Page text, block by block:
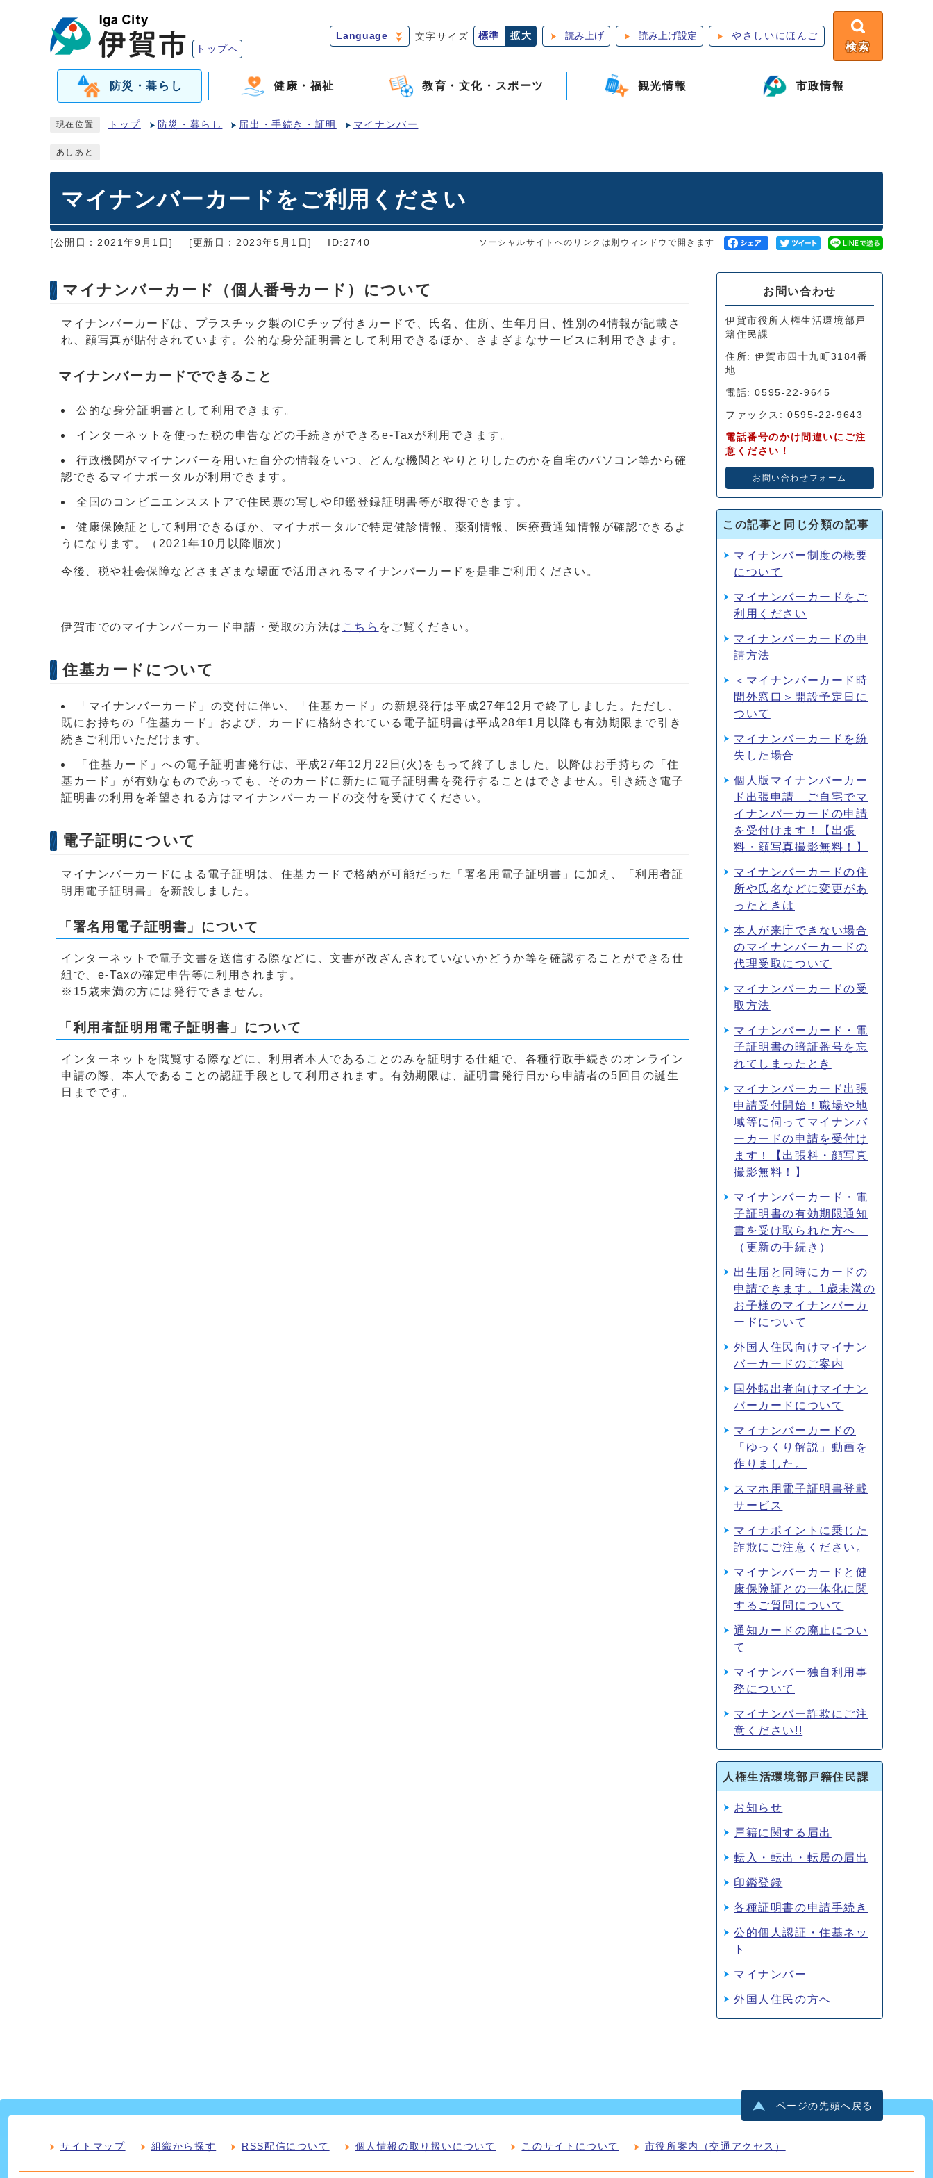
トップへ
Language 文字サイズ 標準 拡大 読み上げ 読み上げ設定 やさしいにほんご
検索
防災・暮らし 健康・福祉 教育・文化・スポーツ 観光情報 市政情報
現在位置 トップ 防災・暮らし 届出・手続き・証明 マイナンバー
あしあと
マイナンバーカードをご利用ください
[公開日：2021年9月1日] [更新日：2023年5月1日] ID:2740 ソーシャルサイトへのリンクは別ウィンドウで開きます
マイナンバーカード（個人番号カード）について
マイナンバーカードは、プラスチック製のICチップ付きカードで、氏名、住所、生年月日、性別の4情報が記載さ
れ、顔写真が貼付されています。公的な身分証明書として利用できるほか、さまざまなサービスに利用できます。
マイナンバーカードでできること
公的な身分証明書として利用できます。
インターネットを使った税の申告などの手続きができるe-Taxが利用できます。
行政機関がマイナンバーを用いた自分の情報をいつ、どんな機関とやりとりしたのかを自宅のパソコン等から確
認できるマイナポータルが利用できます。
全国のコンビニエンスストアで住民票の写しや印鑑登録証明書等が取得できます。
健康保険証として利用できるほか、マイナポータルで特定健診情報、薬剤情報、医療費通知情報が確認できるよ
うになります。（2021年10月以降順次）
今後、税や社会保障などさまざまな場面で活用されるマイナンバーカードを是非ご利用ください。
伊賀市でのマイナンバーカード申請・受取の方法は こちら をご覧ください。
住基カードについて
「マイナンバーカード」の交付に伴い、「住基カード」の新規発行は平成27年12月で終了しました。ただし、
既にお持ちの「住基カード」および、カードに格納されている電子証明書は平成28年1月以降も有効期限まで引き
続きご利用いただけます。
「住基カード」への電子証明書発行は、平成27年12月22日(火)をもって終了しました。以降はお手持ちの「住
基カード」が有効なものであっても、そのカードに新たに電子証明書を発行することはできません。引き続き電子
証明書の利用を希望される方はマイナンバーカードの交付を受けてください。
電子証明について
マイナンバーカードによる電子証明は、住基カードで格納が可能だった「署名用電子証明書」に加え、「利用者証
明用電子証明書」を新設しました。
「署名用電子証明書」について
インターネットで電子文書を送信する際などに、文書が改ざんされていないかどうか等を確認することができる仕
組で、e‐Taxの確定申告等に利用されます。
※15歳未満の方には発行できません。
「利用者証明用電子証明書」について
インターネットを閲覧する際などに、利用者本人であることのみを証明する仕組で、各種行政手続きのオンライン
申請の際、本人であることの認証手段として利用されます。有効期限は、証明書発行日から申請者の5回目の誕生
日までです。
お問い合わせ
伊賀市役所人権生活環境部戸
籍住民課
住所: 伊賀市四十九町3184番
地
電話: 0595-22-9645
ファックス: 0595-22-9643
電話番号のかけ間違いにご注
意ください！
お問い合わせフォーム
この記事と同じ分類の記事
マイナンバー制度の概要
について
マイナンバーカードをご
利用ください
マイナンバーカードの申
請方法
＜マイナンバーカード時
間外窓口＞開設予定日に
ついて
マイナンバーカードを紛
失した場合
個人版マイナンバーカー
ド出張申請 ご自宅でマ
イナンバーカードの申請
を受付けます！【出張
料・顔写真撮影無料！】
マイナンバーカードの住
所や氏名などに変更があ
ったときは
本人が来庁できない場合
のマイナンバーカードの
代理受取について
マイナンバーカードの受
取方法
マイナンバーカード・電
子証明書の暗証番号を忘
れてしまったとき
マイナンバーカード出張
申請受付開始！職場や地
域等に伺ってマイナンバ
ーカードの申請を受付け
ます！【出張料・顔写真
撮影無料！】
マイナンバーカード・電
子証明書の有効期限通知
書を受け取られた方へ
（更新の手続き）
出生届と同時にカードの
申請できます。1歳未満の
お子様のマイナンバーカ
ードについて
外国人住民向けマイナン
バーカードのご案内
国外転出者向けマイナン
バーカードについて
マイナンバーカードの
「ゆっくり解説」動画を
作りました。
スマホ用電子証明書登載
サービス
マイナポイントに乗じた
詐欺にご注意ください。
マイナンバーカードと健
康保険証との一体化に関
するご質問について
通知カードの廃止につい
て
マイナンバー独自利用事
務について
マイナンバー詐欺にご注
意ください!!
人権生活環境部戸籍住民課
お知らせ
戸籍に関する届出
転入・転出・転居の届出
印鑑登録
各種証明書の申請手続き
公的個人認証・住基ネッ
ト
マイナンバー
外国人住民の方へ
ページの先頭へ戻る
サイトマップ 組織から探す RSS配信について 個人情報の取り扱いについて このサイトについて 市役所案内（交通アクセス）